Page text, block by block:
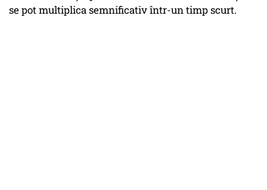
se pot multiplica semnificativ într-un timp scurt.